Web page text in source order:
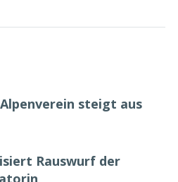
steigt aus
Rauswurf der